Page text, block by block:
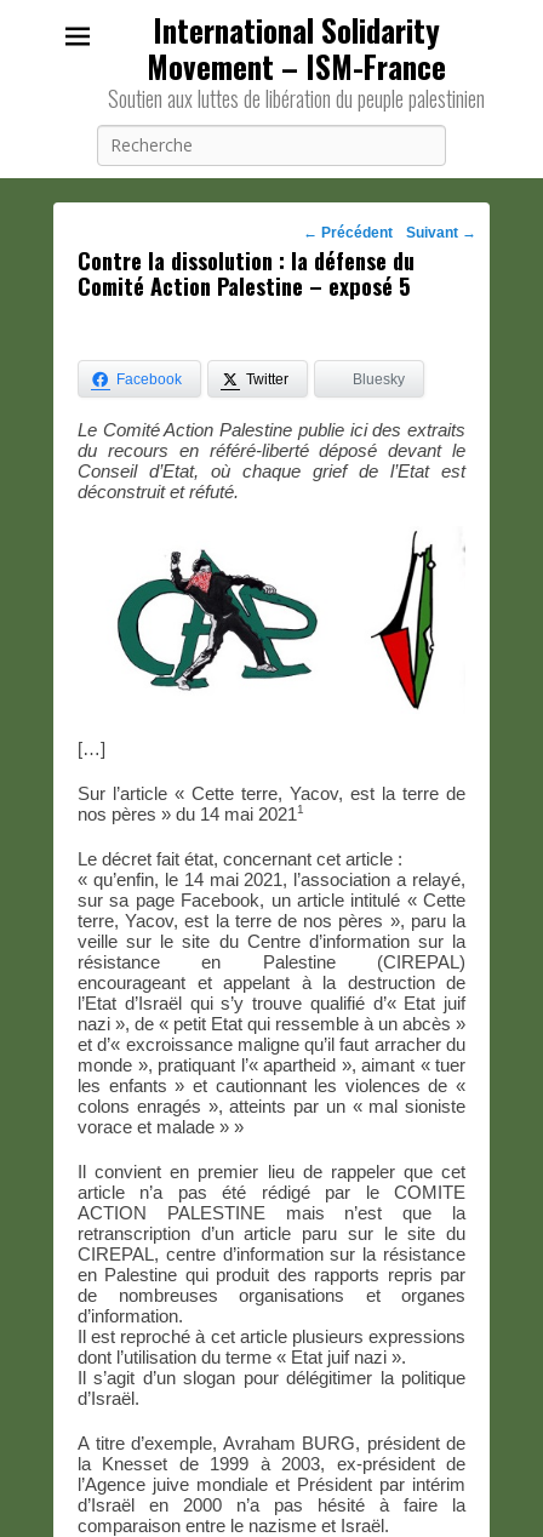
International Solidarity
Movement – ISM-France
Soutien aux luttes de libération du peuple palestinien
Navigation
des
posts
← Précédent Suivant →
Contre la dissolution : la défense du
Comité Action Palestine – exposé 5
Facebook Twitter Bluesky
Le Comité Action Palestine publie ici des extraits
du recours en référé-liberté déposé devant le
Conseil d’Etat, où chaque grief de l’Etat est
déconstruit et réfuté.
[…]
Sur l’article « Cette terre, Yacov, est la terre de
nos pères » du 14 mai 20211
Le décret fait état, concernant cet article :
« qu’enfin, le 14 mai 2021, l’association a relayé,
sur sa page Facebook, un article intitulé « Cette
terre, Yacov, est la terre de nos pères », paru la
veille sur le site du Centre d’information sur la
résistance en Palestine (CIREPAL)
encourageant et appelant à la destruction de
l’Etat d’Israël qui s’y trouve qualifié d’« Etat juif
nazi », de « petit Etat qui ressemble à un abcès »
et d’« excroissance maligne qu’il faut arracher du
monde », pratiquant l’« apartheid », aimant « tuer
les enfants » et cautionnant les violences de «
colons enragés », atteints par un « mal sioniste
vorace et malade » »
Il convient en premier lieu de rappeler que cet
article n’a pas été rédigé par le COMITE
ACTION PALESTINE mais n’est que la
retranscription d’un article paru sur le site du
CIREPAL, centre d’information sur la résistance
en Palestine qui produit des rapports repris par
de nombreuses organisations et organes
d’information.
Il est reproché à cet article plusieurs expressions
dont l’utilisation du terme « Etat juif nazi ».
Il s’agit d’un slogan pour délégitimer la politique
d’Israël.
A titre d’exemple, Avraham BURG, président de
la Knesset de 1999 à 2003, ex-président de
l’Agence juive mondiale et Président par intérim
d’Israël en 2000 n’a pas hésité à faire la
comparaison entre le nazisme et Israël.